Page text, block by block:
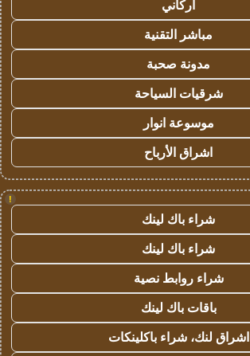
أركاني
مباشر التقنية
مدونة صحبة
شرقيات السياحة
موسوعة انوار
اشراق الأرباح
!
شراء باك لينك
شراء باك لينك
شراء روابط نصية
باقات باك لينك
اشراق لنك، شراء باكلينكات